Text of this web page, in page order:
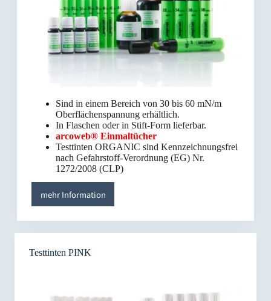
Sind in einem Bereich von 30 bis 60 mN/m
Oberflächenspannung erhältlich.
In Flaschen oder in Stift-Form lieferbar.
arcoweb® Einmaltücher
Testtinten ORGANIC sind Kennzeichnungsfrei
nach Gefahrstoff-Verordnung (EG) Nr.
1272/2008 (CLP)
mehr Information
Testtinten PINK